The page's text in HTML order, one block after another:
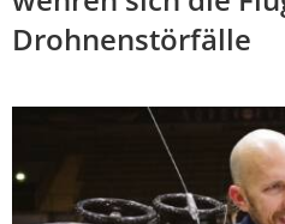
Drohnenstörfälle